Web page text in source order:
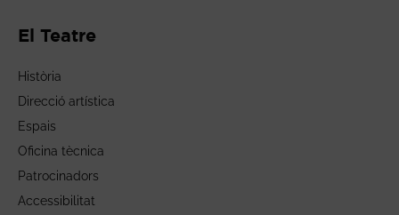
El Teatre
Història
Direcció artística
Espais
Oficina tècnica
Patrocinadors
Accessibilitat